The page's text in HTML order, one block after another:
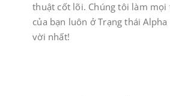
thuật cốt lõi. Chúng tôi làm mọi
của bạn luôn ở Trạng thái
vời nhất!